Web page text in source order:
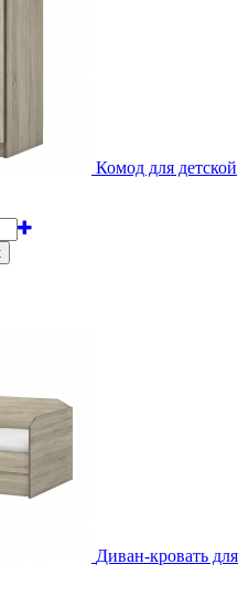
Комод для детской
Диван-кровать для